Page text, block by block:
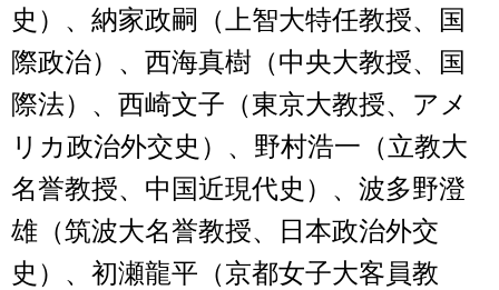
史）、納家政嗣（上智大特任教授、国
際政治）、西海真樹（中央大教授、国
際法）、西崎文子（東京大教授、アメ
リカ政治外交史）、野村浩一（立教大
名誉教授、中国近現代史）、波多野澄
雄（筑波大名誉教授、日本政治外交
史）、初瀬龍平（京都女子大客員教